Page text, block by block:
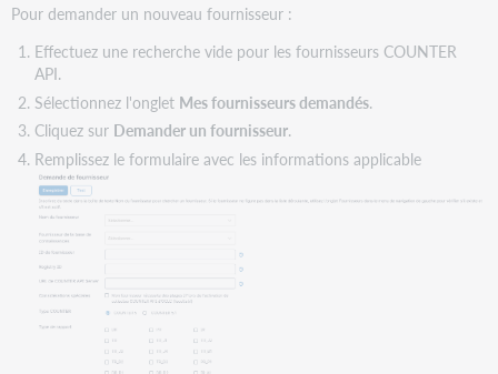
Pour demander un nouveau fournisseur :
Effectuez une recherche vide pour les fournisseurs COUNTER
API.
Sélectionnez l'onglet Mes fournisseurs demandés.
Cliquez sur Demander un fournisseur.
Remplissez le formulaire avec les informations applicable